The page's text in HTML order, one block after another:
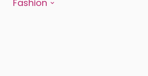
Fashion